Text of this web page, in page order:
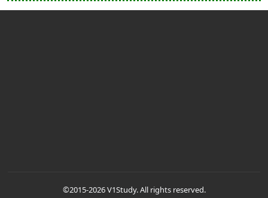
©2015-2026 V1Study. All rights reserved.